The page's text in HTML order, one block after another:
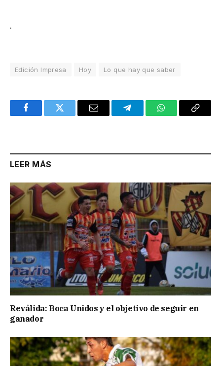
.
Edición Impresa Hoy Lo que hay que saber
FacebookTwitter Email TelegramWhatsAppCopy
LEER MÁS
Reválida: Boca Unidos y el objetivo de seguir en
ganador